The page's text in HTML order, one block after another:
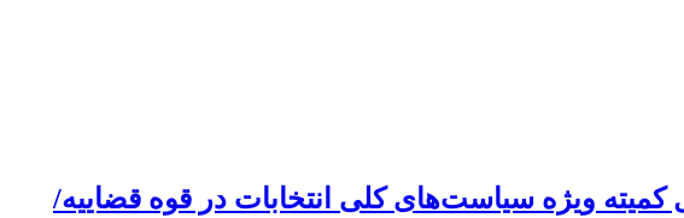
کمیته ویژه سیاست‌های کلی انتخابات در قوه قضاییه/